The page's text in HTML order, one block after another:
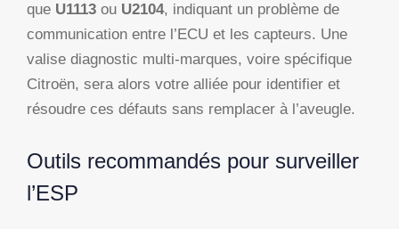
que U1113 ou U2104, indiquant un problème de
communication entre l’ECU et les capteurs. Une
valise diagnostic multi-marques, voire spécifique
Citroën, sera alors votre alliée pour identifier et
résoudre ces défauts sans remplacer à l’aveugle.
Outils recommandés pour surveiller
l’ESP